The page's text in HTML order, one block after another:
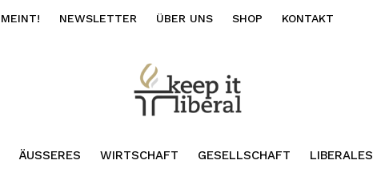
MEINT! NEWSLETTER ÜBER UNS SHOP KONTAKT
ÄUSSERES WIRTSCHAFT GESELLSCHAFT LIBERALES